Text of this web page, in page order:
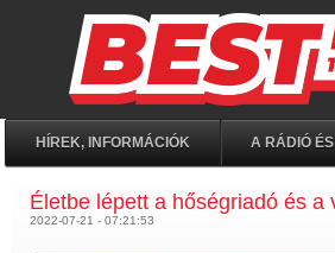
HÍREK, INFORMÁCIÓK A RÁDIÓ
Életbe lépett a hőségriadó és a
2022-07-21 - 07:21:53